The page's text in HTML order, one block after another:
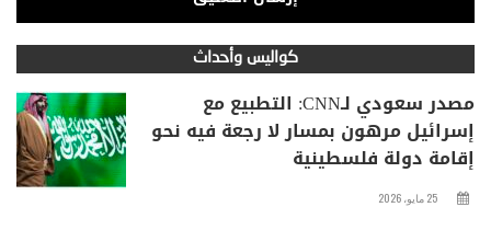
كواليس وأحداث
مصدر سعودي لـCNN: التطبيع مع
إسرائيل مرهون بمسار لا رجعة فيه نحو
إقامة دولة فلسطينية
25 مايو، 2026